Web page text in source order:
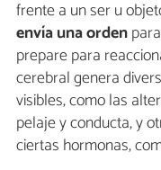
frente a un ser u
envía una orden
prepare para
cerebral genera
visibles, como las
pelaje y conducta, y
ciertas hormonas,